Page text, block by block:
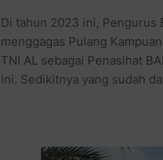
Di tahun 2023 ini, Pengurus
menggagas Pulang
TNI AL sebagai Penasihat
ini. Sedikitnya yang sudah